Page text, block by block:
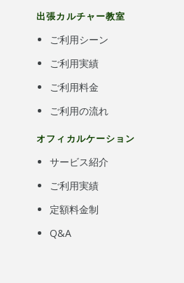
出張カルチャー教室
ご利用シーン
ご利用実績
ご利用料金
ご利用の流れ
オフィカルケーション
サービス紹介
ご利用実績
定額料金制
Q&A